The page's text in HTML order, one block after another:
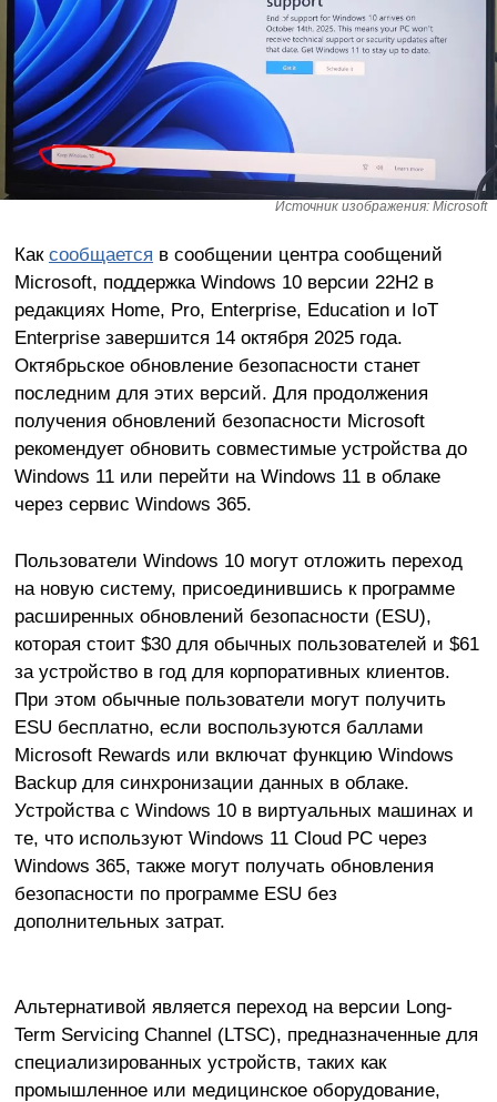
Источник изображения: Microsoft
Как сообщается в сообщении центра сообщений
Microsoft, поддержка Windows 10 версии 22H2 в
редакциях Home, Pro, Enterprise, Education и IoT
Enterprise завершится 14 октября 2025 года.
Октябрьское обновление безопасности станет
последним для этих версий. Для продолжения
получения обновлений безопасности Microsoft
рекомендует обновить совместимые устройства до
Windows 11 или перейти на Windows 11 в облаке
через сервис Windows 365.
Пользователи Windows 10 могут отложить переход
на новую систему, присоединившись к программе
расширенных обновлений безопасности (ESU),
которая стоит $30 для обычных пользователей и $61
за устройство в год для корпоративных клиентов.
При этом обычные пользователи могут получить
ESU бесплатно, если воспользуются баллами
Microsoft Rewards или включат функцию Windows
Backup для синхронизации данных в облаке.
Устройства с Windows 10 в виртуальных машинах и
те, что используют Windows 11 Cloud PC через
Windows 365, также могут получать обновления
безопасности по программе ESU без
дополнительных затрат.
Альтернативой является переход на версии Long-
Term Servicing Channel (LTSC), предназначенные для
специализированных устройств, таких как
промышленное или медицинское оборудование,